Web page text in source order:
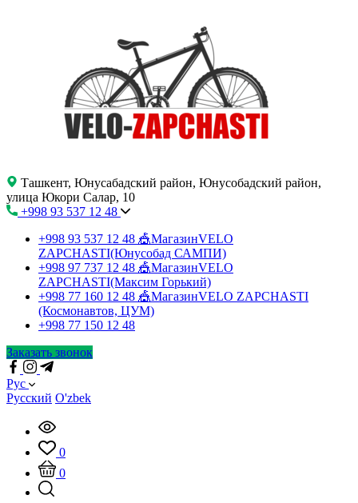
Ташкент, Юнусабадский район, Юнусобадский район,
улица Юкори Салар, 10
+998 93 537 12 48
+998 93 537 12 48 🎪МагазинVELO
ZAPCHASTI(Юнусобад САМПИ)
+998 97 737 12 48 🎪МагазинVELO
ZAPCHASTI(Максим Горький)
+998 77 160 12 48 🎪МагазинVELO ZAPCHASTI
(Космонавтов, ЦУМ)
+998 77 150 12 48
Заказать звонок
Рус
Русский O'zbek
0
0